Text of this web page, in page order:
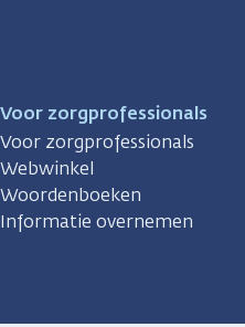
Voor zorgprofessionals
Voor zorgprofessionals
Webwinkel
Woordenboeken
Informatie overnemen